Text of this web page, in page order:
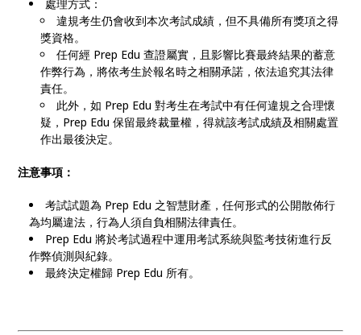
處理方式：
違規考生仍會收到本次考試成績，但不具備所有獎項之得
獎資格。
任何經 Prep Edu 查證屬實，且影響比賽最終結果的蓄意
作弊行為，將依考生於報名時之相關承諾，依法追究其法律
責任。
此外，如 Prep Edu 對考生在考試中有任何違規之合理懷
疑，Prep Edu 保留最終裁量權，得就該考試成績及相關處置
作出最後決定。
注意事項：
考試試題為 Prep Edu 之智慧財產，任何形式的公開散佈行
為均屬違法，行為人須自負相關法律責任。
Prep Edu 將於考試過程中運用考試系統與監考技術進行反
作弊偵測與紀錄。
最終決定權歸 Prep Edu 所有。